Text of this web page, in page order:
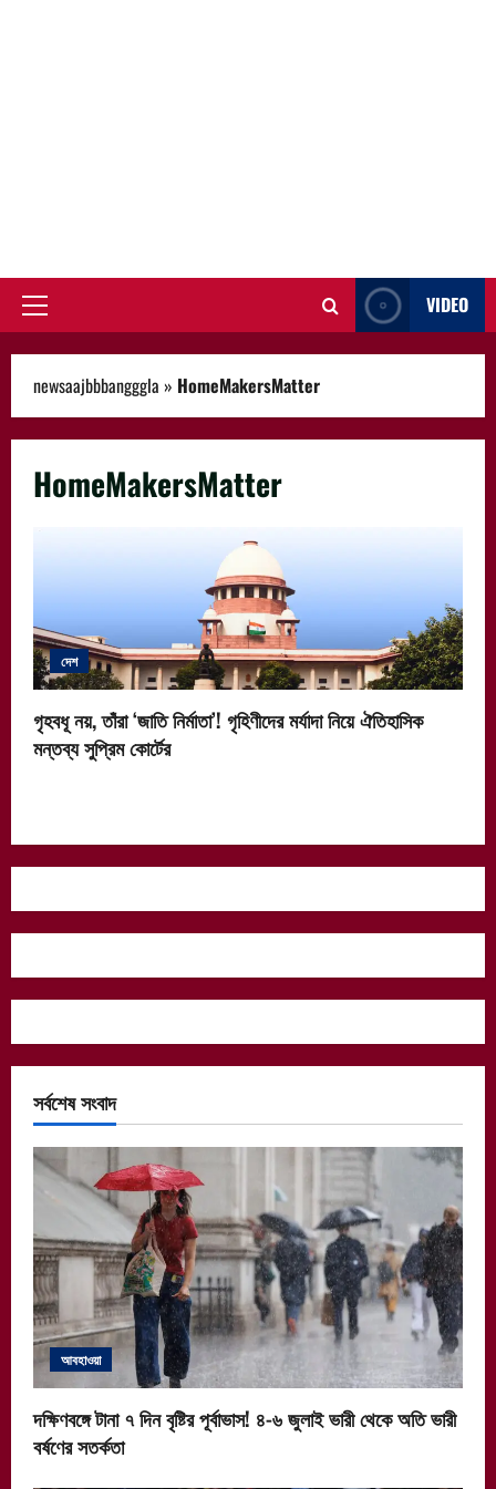
Primary
VIDEO
newsaajbbbangggla » HomeMakersMatter
HomeMakersMatter
দেশ
গৃহবধূ নয়, তাঁরা ‘জাতি নির্মাতা’! গৃহিণীদের মর্যাদা নিয়ে ঐতিহাসিক
মন্তব্য সুপ্রিম কোর্টের
সর্বশেষ সংবাদ
আবহাওয়া
দক্ষিণবঙ্গে টানা ৭ দিন বৃষ্টির পূর্বাভাস! ৪-৬ জুলাই ভারী থেকে অতি ভারী
বর্ষণের সতর্কতা